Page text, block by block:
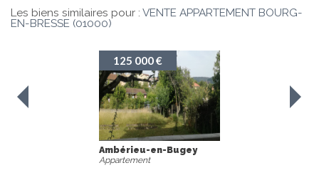
Les biens similaires pour : VENTE APPARTEMENT BOURG-
EN-BRESSE (01000)
125 000 €
Ambérieu-en-Bugey
Appartement